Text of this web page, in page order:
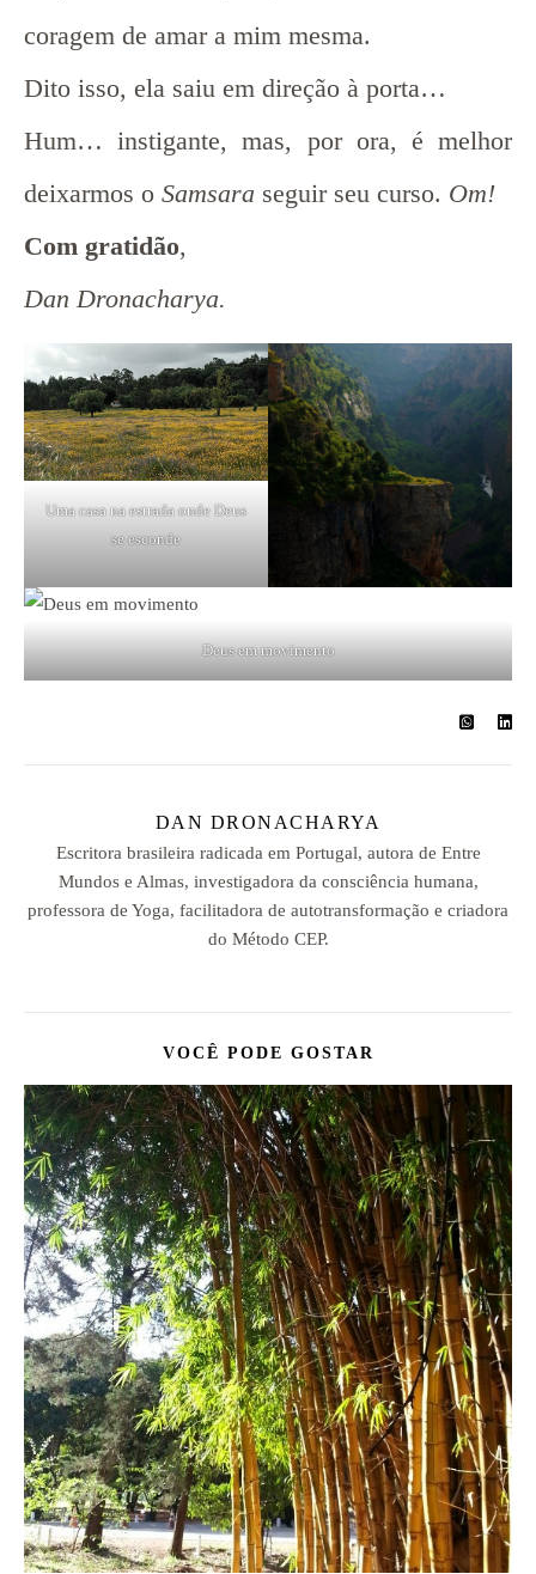
coragem de amar a mim mesma.
Dito isso, ela saiu em direção à porta…
Hum… instigante, mas, por ora, é melhor
deixarmos o Samsara seguir seu curso. Om!
Com gratidão,
Dan Dronacharya.
Uma casa na estrada onde Deus
se esconde
Deus em movimento
DAN DRONACHARYA
Escritora brasileira radicada em Portugal, autora de Entre
Mundos e Almas, investigadora da consciência humana,
professora de Yoga, facilitadora de autotransformação e criadora
do Método CEP.
VOCÊ PODE GOSTAR